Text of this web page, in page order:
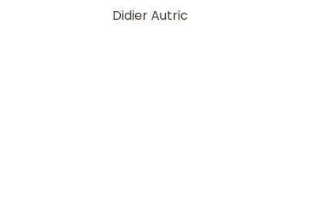
Didier Autric